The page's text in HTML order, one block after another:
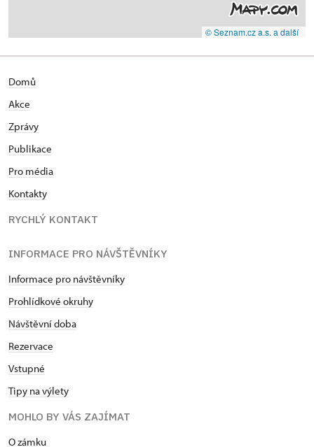
© Seznam.cz a.s. a další
Domů
Akce
Zprávy
Publikace
Pro média
Kontakty
RYCHLÝ KONTAKT
INFORMACE PRO NÁVŠTĚVNÍKY
Informace pro návštěvníky
Prohlídkové okruhy
Návštěvní doba
Rezervace
Vstupné
Tipy na výlety
MOHLO BY VÁS ZAJÍMAT
O zámku